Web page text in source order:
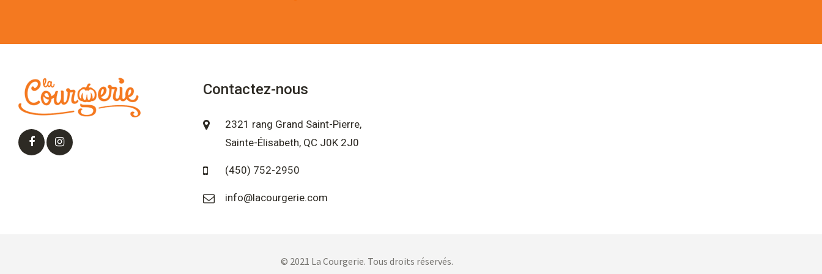
Contactez-nous
2321 rang Grand Saint-Pierre,
Sainte-Élisabeth, QC J0K 2J0
(450) 752-2950
info@lacourgerie.com
© 2021 La Courgerie. Tous droits réservés.